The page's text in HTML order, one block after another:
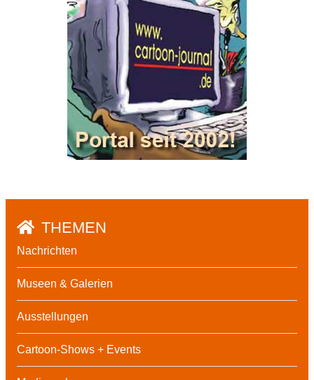
THEMEN
Nachrichten
Museen & Galerien
Ausstellungen
Cartoon-Shows + Events